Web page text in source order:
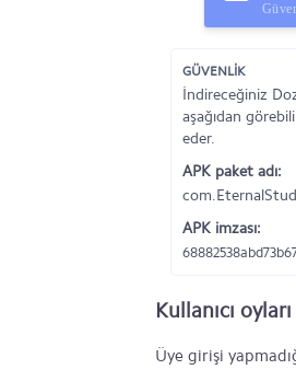
GÜVENLİK
İndireceğiniz
aşağıdan
eder.
APK paket adı:
APK imzası:
Kullanıcı
Üye girişi